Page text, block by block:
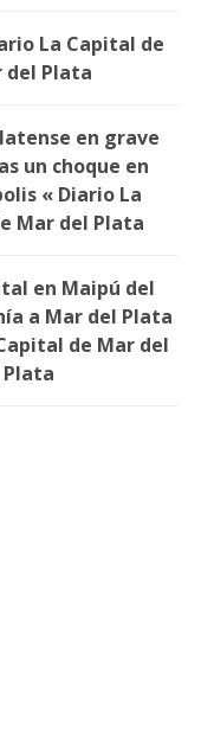
La Capital de
del Plata
en grave
un choque en
« Diario La
Mar del Plata
en Maipú del
a Mar del Plata
de Mar del
Plata